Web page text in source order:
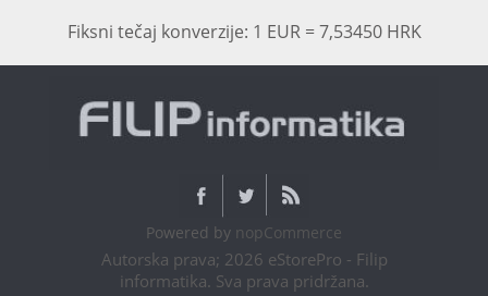
Fiksni tečaj konverzije: 1 EUR = 7,53450 HRK
Powered by nopCommerce
Autorska prava; 2026 eStorePro - Filip
informatika. Sva prava pridržana.